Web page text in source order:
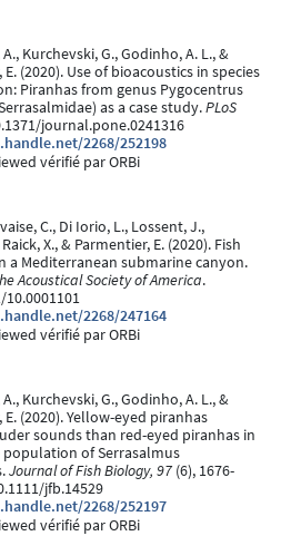
A., Kurchevski, G., Godinho, A. L., &
E. (2020). Use of bioacoustics in species
Piranhas from genus Pygocentrus
as a case study.PLoS
journal.pone.0241316
2268/252198
vérifié par ORBi
C., Di Iorio, L., Lossent, J.,
X., & Parmentier, E. (2020). Fish
a Mediterranean submarine canyon.
Acoustical Society of America.
10.0001101
2268/247164
vérifié par ORBi
A., Kurchevski, G., Godinho, A. L., &
E. (2020). Yellow-eyed piranhas
sounds than red-eyed piranhas in
population of Serrasalmus
Journal of Fish Biology, 97 (6), 1676-
jfb.14529
2268/252197
vérifié par ORBi